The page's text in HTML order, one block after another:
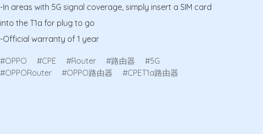
-In areas with 5G signal coverage, simply insert a SIM card
into the T1a for plug to go
-Official warranty of 1 year
OPPO CPE Router 路由器
5G
OPPORouter
OPPO路由器 CPET1a路由器